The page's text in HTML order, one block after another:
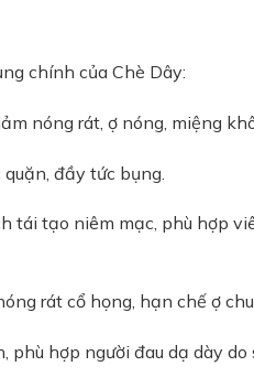
chính của Chè Dây:
nóng rát, ợ nóng, miệng
đầy tức bụng.
tái tạo niêm mạc, phù hợp
rát cổ họng, hạn chế ợ
hợp người đau dạ dày do